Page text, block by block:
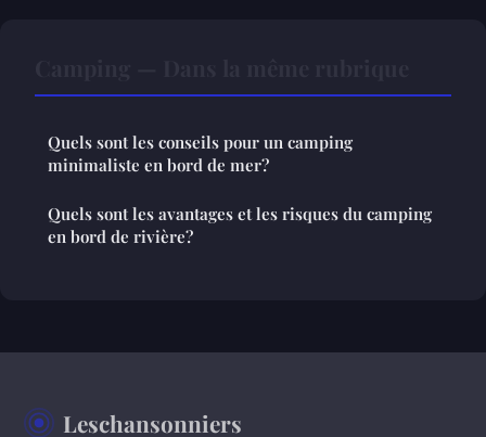
Quels sont les conseils pour un camping
minimaliste en bord de mer?
Quels sont les avantages et les risques du camping
en bord de rivière?
Leschansonniers